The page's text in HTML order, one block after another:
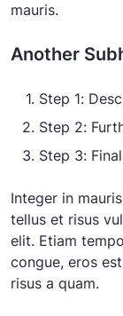
mauris.
Another
Step 1:
Step 2:
Step 3:
Integer in
tellus et risus
elit. Etiam
congue, eros
risus a quam.